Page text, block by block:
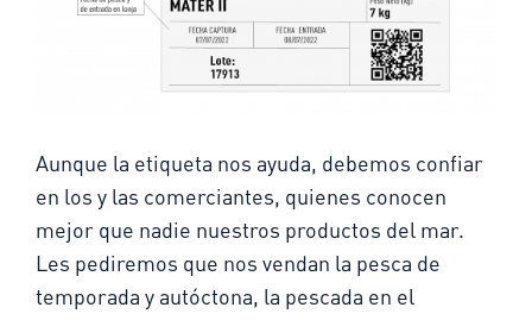
Aunque la etiqueta nos ayuda, debemos confiar
en los y las comerciantes, quienes conocen
mejor que nadie nuestros productos del mar.
Les pediremos que nos vendan la pesca de
temporada y autóctona, la pescada en el